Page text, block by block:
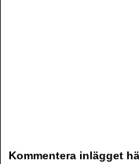
Kommentera inlägget